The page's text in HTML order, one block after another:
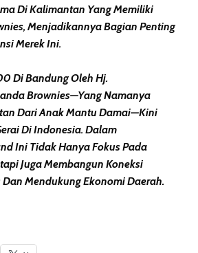
Di Kalimantan Yang Memiliki
Menjadikannya Bagian Penting
Merek Ini.
Di Bandung Oleh Hj.
Brownies—Yang Namanya
Dari Anak Mantu Damai—Kini
Di Indonesia. Dalam
Ini Tidak Hanya Fokus Pada
Juga Membangun Koneksi
Mendukung Ekonomi Daerah.